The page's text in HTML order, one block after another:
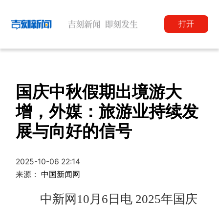
打开
国庆中秋假期出境游大
增，外媒：旅游业持续发
展与向好的信号
2025-10-06 22:14
来源：中国新闻网
中新网 10月6日电 2025年国庆